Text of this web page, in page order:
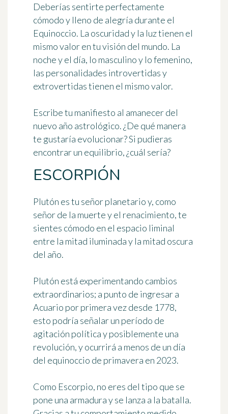
Deberías sentirte perfectamente
cómodo y lleno de alegría durante el
Equinoccio. La oscuridad y la luz tienen el
mismo valor en tu visión del mundo. La
noche y el día, lo masculino y lo femenino,
las personalidades introvertidas y
extrovertidas tienen el mismo valor.
Escribe tu manifiesto al amanecer del
nuevo año astrológico. ¿De qué manera
te gustaría evolucionar? Si pudieras
encontrar un equilibrio, ¿cuál sería?
ESCORPIÓN
Plutón es tu señor planetario y, como
señor de la muerte y el renacimiento, te
sientes cómodo en el espacio liminal
entre la mitad iluminada y la mitad oscura
del año.
Plutón está experimentando cambios
extraordinarios; a punto de ingresar a
Acuario por primera vez desde 1778,
esto podría señalar un período de
agitación política y posiblemente una
revolución, y ocurrirá a menos de un día
del equinoccio de primavera en 2023.
Como Escorpio, no eres del tipo que se
pone una armadura y se lanza a la batalla.